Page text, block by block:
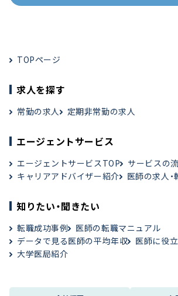
TOPページ
求人を探す
常勤の求人 定期非常勤の求人
エージェントサービス
エージェントサービスTOP
サービスの
キャリアアドバイザー紹介
医師の求人
知りたい・聞きたい
転職成功事例
医師の転職マニュアル
データで見る医師の平均年収
医師に役
大学医局紹介